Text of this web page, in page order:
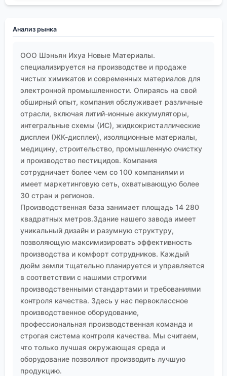
Анализ рынка
ООО Шэньян Ихуа Новые Материалы.
специализируется на производстве и продаже
чистых химикатов и современных материалов для
электронной промышленности. Опираясь на свой
обширный опыт, компания обслуживает различные
отрасли, включая литий-ионные аккумуляторы,
интегральные схемы (ИС), жидкокристаллические
дисплеи (ЖК-дисплеи), изоляционные материалы,
медицину, строительство, промышленную очистку
и производство пестицидов. Компания
сотрудничает более чем со 100 компаниями и
имеет маркетинговую сеть, охватывающую более
30 стран и регионов.
Производственная база занимает площадь 14 280
квадратных метров.Здание нашего завода имеет
уникальный дизайн и разумную структуру,
позволяющую максимизировать эффективность
производства и комфорт сотрудников. Каждый
дюйм земли тщательно планируется и управляется
в соответствии с нашими строгими
производственными стандартами и требованиями
контроля качества. Здесь у нас первоклассное
производственное оборудование,
профессиональная производственная команда и
строгая система контроля качества. Мы считаем,
что только лучшая окружающая среда и
оборудование позволяют производить лучшую
продукцию.